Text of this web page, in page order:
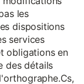
les
dispositions
services
obligations en
des détails